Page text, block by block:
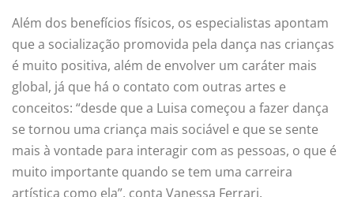
Além dos benefícios físicos, os especialistas apontam
que a socialização promovida pela dança nas crianças
é muito positiva, além de envolver um caráter mais
global, já que há o contato com outras artes e
conceitos: “desde que a Luisa começou a fazer dança
se tornou uma criança mais sociável e que se sente
mais à vontade para interagir com as pessoas, o que é
muito importante quando se tem uma carreira
artística como ela”, conta Vanessa Ferrari.